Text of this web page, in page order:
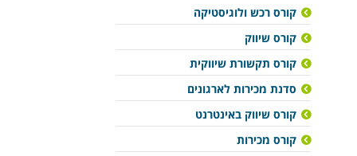
קורס רכש ולוגיסטיקה
קורס שיווק
קורס תקשורת שיווקית
סדנת מכירות לארגונים
קורס שיווק באינטרנט
קורס מכירות